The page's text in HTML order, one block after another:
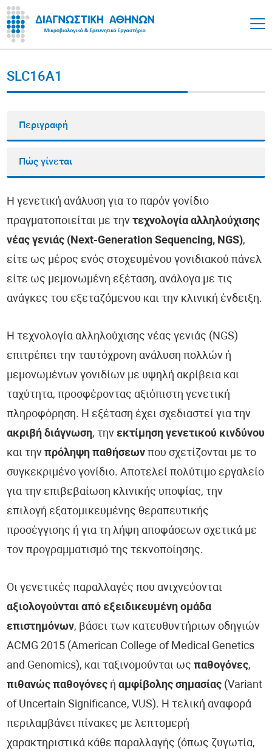
SLC16A1
Περιγραφή
Πώς γίνεται
Η γενετική ανάλυση για το παρόν γονίδιο
πραγματοποιείται με τηντεχνολογία αλληλούχισης
νέας γενιάς (Next-Generation Sequencing, NGS),
είτε ως μέρος ενός στοχευμένου γονιδιακού πάνελ
είτε ως μεμονωμένη εξέταση, ανάλογα με τις
ανάγκες του εξεταζόμενου και την κλινική ένδειξη.
Η τεχνολογία αλληλούχισης νέας γενιάς (NGS)
επιτρέπει την ταυτόχρονη ανάλυση πολλών ή
μεμονωμένων γονιδίων με υψηλή ακρίβεια και
ταχύτητα, προσφέροντας αξιόπιστη γενετική
πληροφόρηση. Η εξέταση έχει σχεδιαστεί για την
ακριβή διάγνωση, τηνεκτίμηση γενετικού κινδύνου
και τηνπρόληψη παθήσεων που σχετίζονται με το
συγκεκριμένο γονίδιο. Αποτελεί πολύτιμο εργαλείο
για την επιβεβαίωση κλινικής υποψίας, την
επιλογή εξατομικευμένης θεραπευτικής
προσέγγισης ή για τη λήψη αποφάσεων σχετικά με
τον προγραμματισμό της τεκνοποίησης.
Οι γενετικές παραλλαγές που ανιχνεύονται
αξιολογούνται από εξειδικευμένη ομάδα
επιστημόνων, βάσει των κατευθυντήριων οδηγιών
ACMG 2015 (American College of Medical Genetics
and Genomics), και ταξινομούνται ωςπαθογόνες,
πιθανώς παθογόνες ήαμφίβολης σημασίας (Variant
of Uncertain Significance, VUS). Η τελική αναφορά
περιλαμβάνει πίνακες με λεπτομερή
χαρακτηριστικά κάθε παραλλαγής (όπως ζυγωτία,